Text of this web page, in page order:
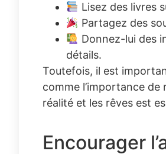
Lisez des livres
Partagez des
Donnez-lui des
détails.
Toutefois, il est
comme l’importance
réalité et les rêves est
Encourager